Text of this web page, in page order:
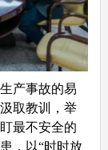
产事故的易
取教训，举
最不安全的
，以“时时放